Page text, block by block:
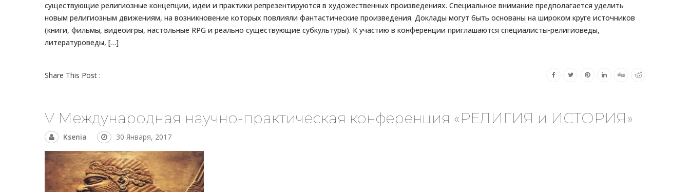
существующие религиозные концепции, идеи и практики репрезентируются в художественных произведениях. Специальное внимание предполагается уделить
новым религиозным движениям, на возникновение которых повлияли фантастические произведения. Доклады могут быть основаны на широком круге источников
(книги, фильмы, видеоигры, настольные RPG и реально существующие субкультуры). К участию в конференции приглашаются специалисты-религиоведы,
литературоведы, […]
Share This Post :
V Международная научно-практическая конференция «РЕЛИГИЯ и ИСТОРИЯ»
Ksenia 30 Января, 2017